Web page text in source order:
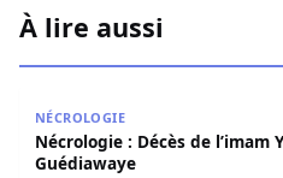
À lire aussi
NÉCROLOGIE
Nécrologie : Décès de l’imam
Guédiawaye